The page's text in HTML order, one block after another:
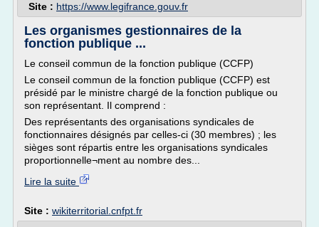
Site : https://www.legifrance.gouv.fr
Les organismes gestionnaires de la
fonction publique ...
Le conseil commun de la fonction publique (CCFP)
Le conseil commun de la fonction publique (CCFP) est
présidé par le ministre chargé de la fonction publique ou
son représentant. Il comprend :
Des représentants des organisations syndicales de
fonctionnaires désignés par celles-ci (30 membres) ; les
sièges sont répartis entre les organisations syndicales
proportionnelle¬ment au nombre des...
Lire la suite
Site : wikiterritorial.cnfpt.fr